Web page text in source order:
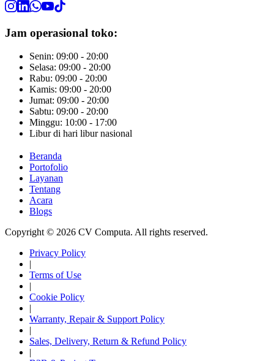
Jam operasional toko:
Senin: 09:00 - 20:00
Selasa: 09:00 - 20:00
Rabu: 09:00 - 20:00
Kamis: 09:00 - 20:00
Jumat: 09:00 - 20:00
Sabtu: 09:00 - 20:00
Minggu: 10:00 - 17:00
Libur di hari libur nasional
Beranda
Portofolio
Layanan
Tentang
Acara
Blogs
Copyright © 2026 CV Computa. All rights reserved.
Privacy Policy
|
Terms of Use
|
Cookie Policy
|
Warranty, Repair & Support Policy
|
Sales, Delivery, Return & Refund Policy
|